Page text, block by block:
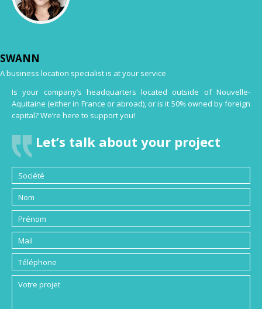
SWANN
A business location specialist is at your service
Is your company’s headquarters located outside of Nouvelle-
Aquitaine (either in France or abroad), or is it 50% owned by foreign
capital? We’re here to support you!
Let’s talk about your project